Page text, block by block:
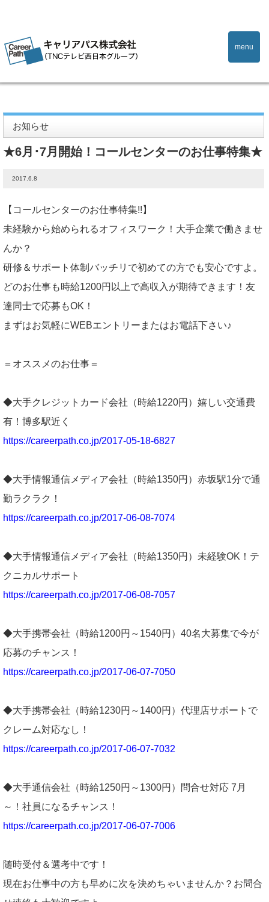
menu
お知らせ
★6月･7月開始！コールセンターのお仕事特集★
2017.6.8
【コールセンターのお仕事特集!!】
未経験から始められるオフィスワーク！大手企業で働きませ
んか？
研修＆サポート体制バッチリで初めての方でも安心ですよ。
どのお仕事も時給1200円以上で高収入が期待できます！友
達同士で応募もOK！
まずはお気軽にWEBエントリーまたはお電話下さい♪
＝オススメのお仕事＝
◆大手クレジットカード会社（時給1220円）嬉しい交通費
有！博多駅近く
https://careerpath.co.jp/2017-05-18-6827
◆大手情報通信メディア会社（時給1350円）赤坂駅1分で通
勤ラクラク！
https://careerpath.co.jp/2017-06-08-7074
◆大手情報通信メディア会社（時給1350円）未経験OK！テ
クニカルサポート
https://careerpath.co.jp/2017-06-08-7057
◆大手携帯会社（時給1200円～1540円）40名大募集で今が
応募のチャンス！
https://careerpath.co.jp/2017-06-07-7050
◆大手携帯会社（時給1230円～1400円）代理店サポートで
クレーム対応なし！
https://careerpath.co.jp/2017-06-07-7032
◆大手通信会社（時給1250円～1300円）問合せ対応 7月
～！社員になるチャンス！
https://careerpath.co.jp/2017-06-07-7006
随時受付＆選考中です！
現在お仕事中の方も早めに次を決めちゃいませんか？お問合